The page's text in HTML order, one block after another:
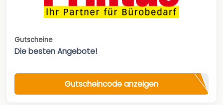
Gutscheine
Die besten Angebote!
Gutscheincode anzeigen